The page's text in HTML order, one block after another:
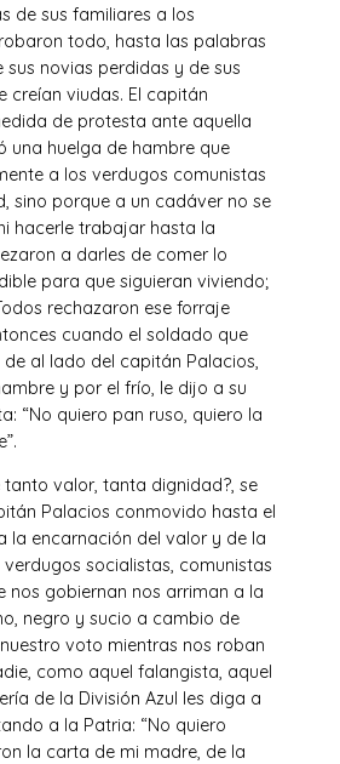
de sus familiares a los
todo, hasta las palabras
sus novias perdidas y de sus
creían viudas. El capitán
de protesta ante aquella
una huelga de hambre que
a los verdugos comunistas
sino porque a un cadáver no se
hacerle trabajar hasta la
a darles de comer lo
para que siguieran viviendo;
rechazaron ese forraje
cuando el soldado que
al lado del capitán Palacios,
y por el frío, le dijo a su
“No quiero pan ruso, quiero la
tanto valor, tanta dignidad?, se
Palacios conmovido hasta el
la encarnación del valor y de la
socialistas, comunistas
nos gobiernan nos arriman a la
negro y sucio a cambio de
voto mientras nos roban
como aquel falangista, aquel
de la División Azul les diga a
a la Patria: “No quiero
la carta de mi madre, de la